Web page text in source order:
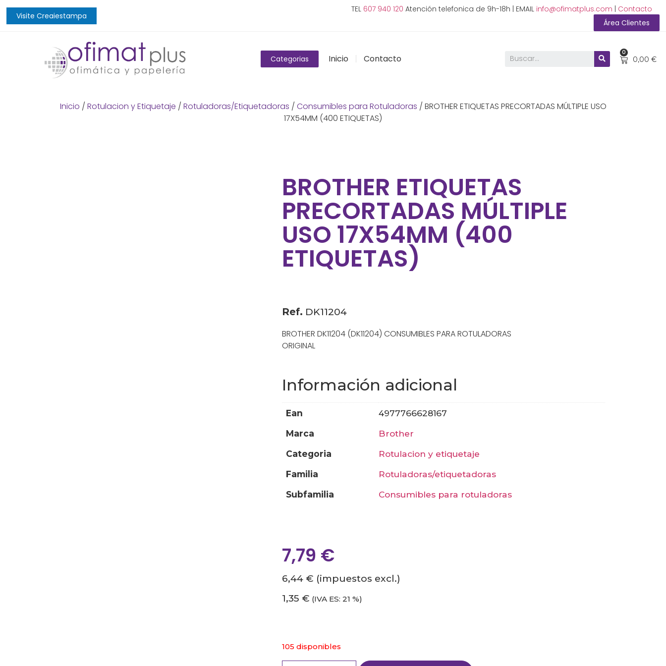
Visite Creaiestampa
TEL 607 940 120 Atención telefonica de 9h-18h | EMAIL info@ofimatplus.com
Contacto
Área Clientes
Categorias Inicio Contacto 0,00 €
0
Inicio / Rotulacion y Etiquetaje / Rotuladoras/Etiquetadoras / Consumibles para Rotuladoras / BROTHER ETIQUETAS PRECORTADAS MÚLTIPLE USO
17X54MM (400 ETIQUETAS)
BROTHER ETIQUETAS
PRECORTADAS MÚLTIPLE
USO 17X54MM (400
ETIQUETAS)
Ref. DK11204
BROTHER DK11204 (DK11204) CONSUMIBLES PARA ROTULADORAS
ORIGINAL
Información adicional
ean
4977766628167
marca
brother
categoria
rotulacion y etiquetaje
familia
rotuladoras/etiquetadoras
subfamilia
consumibles para rotuladoras
7,79 €
6,44 € (impuestos excl.)
1,35 € (IVA ES: 21 %)
105 disponibles